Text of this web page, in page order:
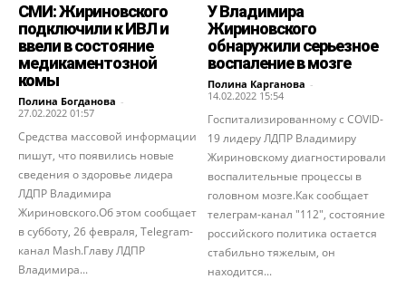
СМИ: Жириновского
подключили к ИВЛ и
ввели в состояние
медикаментозной
комы
Полина Богданова -
27.02.2022 01:57
Средства массовой информации
пишут, что появились новые
сведения о здоровье лидера
ЛДПР Владимира
Жириновского.Об этом сообщает
в субботу, 26 февраля, Telegram-
канал Mash.Главу ЛДПР
Владимира...
У Владимира
Жириновского
обнаружили серьезное
воспаление в мозге
Полина Карганова -
14.02.2022 15:54
Госпитализированному с COVID-
19 лидеру ЛДПР Владимиру
Жириновскому диагностировали
воспалительные процессы в
головном мозге.Как сообщает
телеграм-канал "112", состояние
российского политика остается
стабильно тяжелым, он
находится...